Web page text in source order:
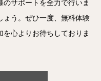
サポートを全力で行いま
ょう。ぜひ一度、無料体験
心よりお待ちしておりま